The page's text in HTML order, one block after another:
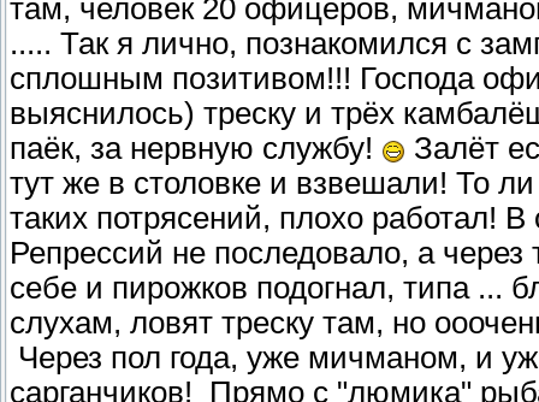
там, человек 20 офицеров,
..... Так я лично, познакомился с
сплошным позитивом!!! Господа
выяснилось) треску и трёх
паёк, за нервную службу!
Залёт
тут же в столовке и взвешали! То
таких потрясений, плохо работал!
Репрессий не последовало, а
себе и пирожков подогнал, типа ...
слухам, ловят треску там, но
Через пол года, уже мичманом, и
сарганчиков! Прямо с "люмика"